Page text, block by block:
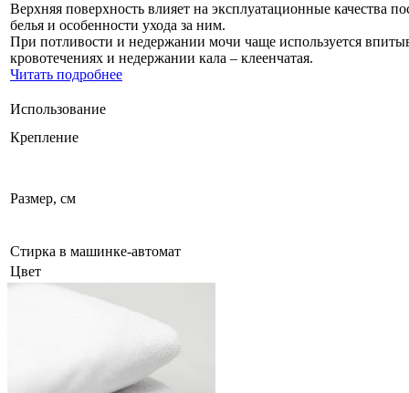
Верхняя поверхность влияет на эксплуатационные качества
белья и особенности ухода за ним.
При потливости и недержании мочи чаще используется
кровотечениях и недержании кала – клеенчатая.
Читать подробнее
Использование
Крепление
Размер, см
Стирка в машинке-автомат
Цвет